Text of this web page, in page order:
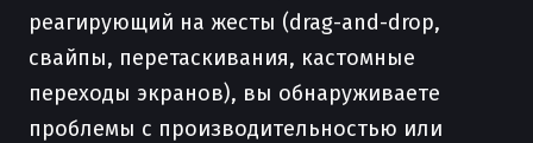
реагирующий на жесты (drag-and-drop,
свайпы, перетаскивания, кастомные
переходы экранов), вы обнаруживаете
проблемы с производительностью или